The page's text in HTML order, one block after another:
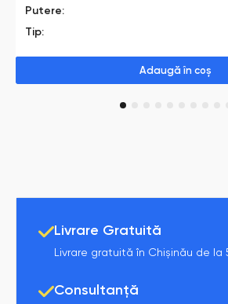
Putere:
Tip:
Adaugă în coș
4
Livrare Gratuită
Livrare gratuită în Chișinău de la
Consultanță